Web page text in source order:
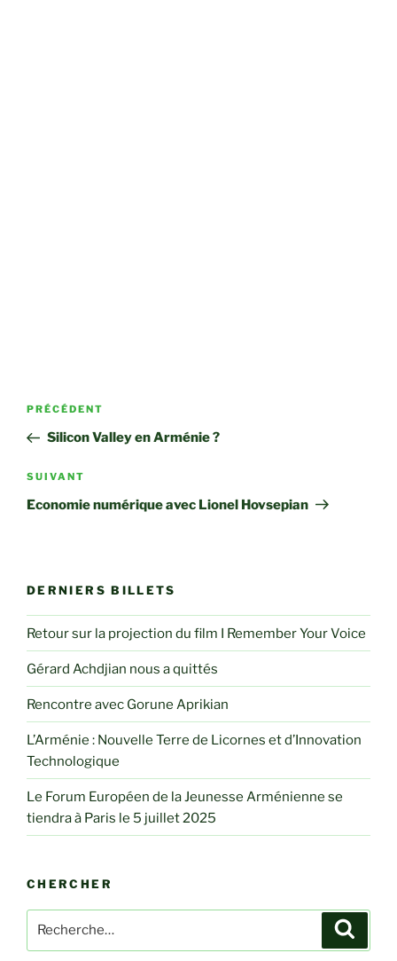
Navigation
l’article
Article
précédent
PRÉCÉDENT
Silicon Valley en Arménie ?
Article
suivant
SUIVANT
Economie numérique avec Lionel Hovsepian
DERNIERS BILLETS
Retour sur la projection du film I Remember Your Voice
Gérard Achdjian nous a quittés
Rencontre avec Gorune Aprikian
L’Arménie : Nouvelle Terre de Licornes et d’Innovation
Technologique
Le Forum Européen de la Jeunesse Arménienne se
tiendra à Paris le 5 juillet 2025
CHERCHER
pour